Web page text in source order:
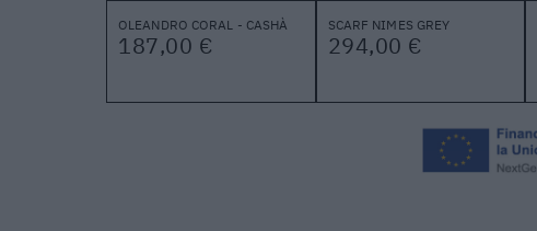
OLEANDRO CORAL - CASHÀ
187,00 €
SCARF NIMES GREY
294,00 €